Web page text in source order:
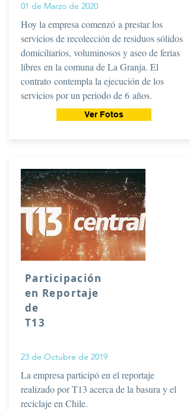
01 de Marzo de 2020
Hoy la empresa comenzó a prestar los
servicios de recolección de residuos sólidos
domiciliarios, voluminosos y aseo de ferias
libres en la comuna de La Granja. El
contrato contempla la ejecución de los
servicios por un periodo de 6 años.
Ver Fotos
Participación
en Reportaje
de
T13
23 de Octubre de 2019
La empresa participó en el reportaje
realizado por T13 acerca de la basura y el
reciclaje en Chile.